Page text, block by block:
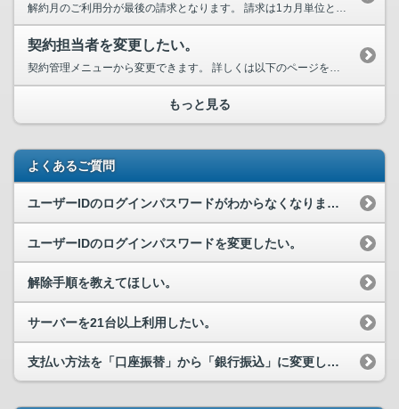
解約月のご利用分が最後の請求となります。 請求は1カ月単位となり日割り計算はされません。 詳しくは以下のページをご確認ください。 （カスタマーサポートFAQ）解約したのにま...
契約担当者を変更したい。
契約管理メニューから変更できます。 詳しくは以下のページをご確認ください。 （カスタマーサポートFAQ）契約担当者を変更したい。 https://customer.ni...
もっと見る
よくあるご質問
ユーザーIDのログインパスワードがわからなくなりました。どうしたらいいですか。
ユーザーIDのログインパスワードを変更したい。
解除手順を教えてほしい。
サーバーを21台以上利用したい。
支払い方法を「口座振替」から「銀行振込」に変更したい。